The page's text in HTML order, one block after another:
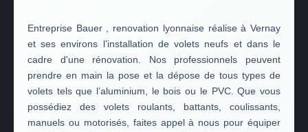
Entreprise Bauer , renovation lyonnaise réalise à Vernay
et ses environs l’installation de volets neufs et dans le
cadre d'une rénovation. Nos professionnels peuvent
prendre en main la pose et la dépose de tous types de
volets tels que l’aluminium, le bois ou le PVC. Que vous
possédiez des volets roulants, battants, coulissants,
manuels ou motorisés, faites appel à nous pour équiper